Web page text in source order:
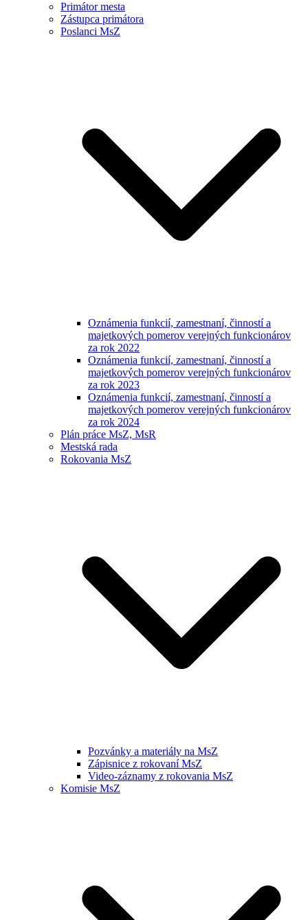
Primátor mesta
Zástupca primátora
Poslanci MsZ
Oznámenia funkcií, zamestnaní, činností a
majetkových pomerov verejných funkcionárov
za rok 2022
Oznámenia funkcií, zamestnaní, činností a
majetkových pomerov verejných funkcionárov
za rok 2023
Oznámenia funkcií, zamestnaní, činností a
majetkových pomerov verejných funkcionárov
za rok 2024
Plán práce MsZ, MsR
Mestská rada
Rokovania MsZ
Pozvánky a materiály na MsZ
Zápisnice z rokovaní MsZ
Video-záznamy z rokovania MsZ
Komisie MsZ